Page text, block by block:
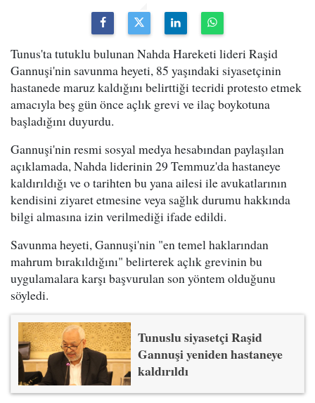
Tunus'ta tutuklu bulunan Nahda Hareketi lideri Raşid
Gannuşi'nin savunma heyeti, 85 yaşındaki siyasetçinin
hastanede maruz kaldığını belirttiği tecridi protesto etmek
amacıyla beş gün önce açlık grevi ve ilaç boykotuna
başladığını duyurdu.
Gannuşi'nin resmi sosyal medya hesabından paylaşılan
açıklamada, Nahda liderinin 29 Temmuz'da hastaneye
kaldırıldığı ve o tarihten bu yana ailesi ile avukatlarının
kendisini ziyaret etmesine veya sağlık durumu hakkında
bilgi almasına izin verilmediği ifade edildi.
Savunma heyeti, Gannuşi'nin "en temel haklarından
mahrum bırakıldığını" belirterek açlık grevinin bu
uygulamalara karşı başvurulan son yöntem olduğunu
söyledi.
Tunuslu siyasetçi Raşid
Gannuşi yeniden hastaneye
kaldırıldı